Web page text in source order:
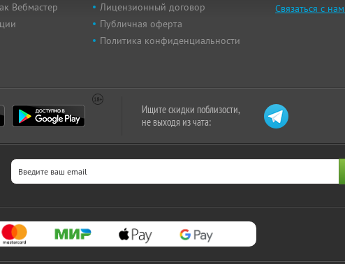
Вебмастер
Лицензионный договор
Публичная оферта
Политика конфиденциальности
Связаться с
Ищите скидки поблизости,
не выходя из чата: